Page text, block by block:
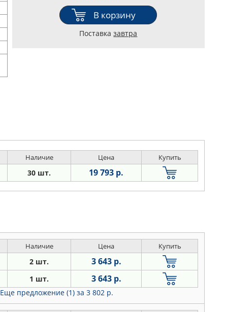
В корзину
Поставказавтра
Наличие Цена Купить
30 шт. 19 793 р.
Наличие Цена Купить
2 шт. 3 643 р.
1 шт. 3 643 р.
Еще предложение (1) за 3 802 р.